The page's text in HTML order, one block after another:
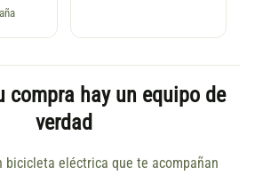
compra hay un equipo de
verdad
bicicleta eléctrica que te acompañan